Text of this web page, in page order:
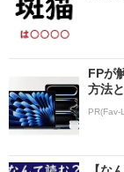
FPが
方法
PR(Fav-